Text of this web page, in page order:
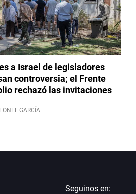
a Israel de legisladores
controversia; el Frente
rechazó las invitaciones
GARCÍA
Seguinos en: